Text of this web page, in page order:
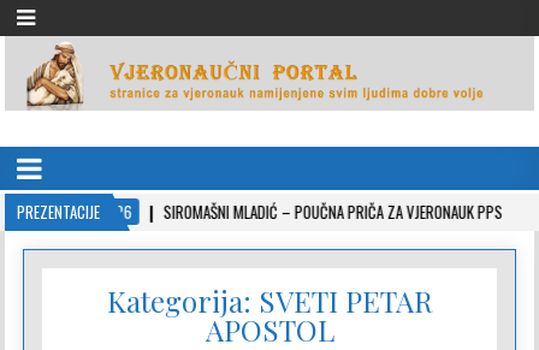
VJERONAUČNI PORTAL
PREZENTACIJE
2022-10-26 SIROMAŠNI MLADIĆ – POUČNA PRIČA ZA VJERONAUK PPS
Kategorija: SVETI PETAR
APOSTOL